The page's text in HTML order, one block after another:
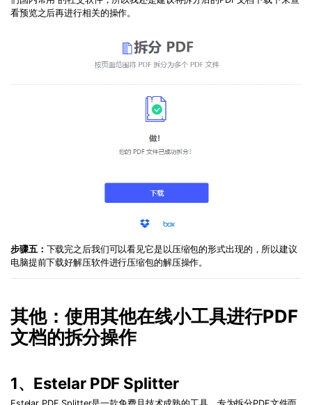
看预览之后再进行相关的操作。
步骤五： 下载完之后我们可以看见它是以压缩包的形式出现的，所以建议
电脑提前下载好解压软件进行压缩包的解压操作。
其他：使用其他在线小工具进行PDF
文档的拆分操作
1、Estelar PDF Splitter